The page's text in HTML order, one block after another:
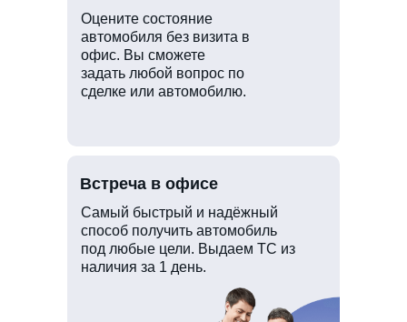
Оцените состояние
автомобиля без визита в
офис. Вы сможете
задать любой вопрос по
сделке или автомобилю.
Самый быстрый и надёжный
способ получить автомобиль
под любые цели. Выдаем ТС из
наличия за 1 день.
Встреча в офисе